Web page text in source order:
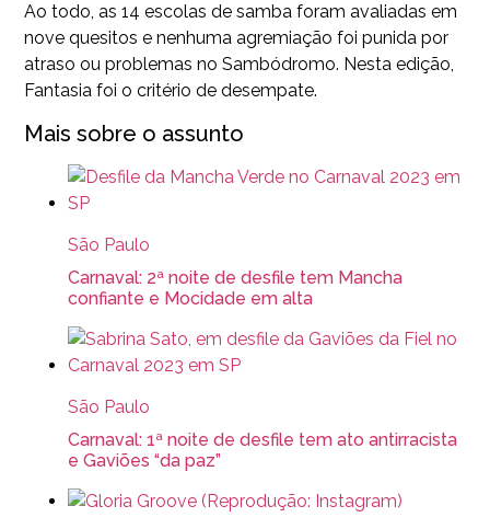
Ao todo, as 14 escolas de samba foram avaliadas em
nove quesitos e nenhuma agremiação foi punida por
atraso ou problemas no Sambódromo. Nesta edição,
Fantasia foi o critério de desempate.
Mais sobre o assunto
São Paulo
Carnaval: 2ª noite de desfile tem Mancha
confiante e Mocidade em alta
São Paulo
Carnaval: 1ª noite de desfile tem ato antirracista
e Gaviões “da paz”